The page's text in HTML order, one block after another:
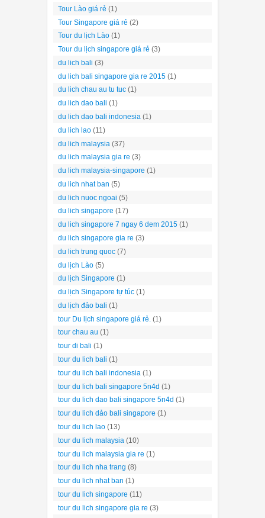
Tour Lào giá rẻ (1)
Tour Singapore giá rẻ (2)
Tour du lịch Lào (1)
Tour du lịch singapore giá rẻ (3)
du lich bali (3)
du lich bali singapore gia re 2015 (1)
du lich chau au tu tuc (1)
du lich dao bali (1)
du lich dao bali indonesia (1)
du lich lao (11)
du lich malaysia (37)
du lich malaysia gia re (3)
du lich malaysia-singapore (1)
du lich nhat ban (5)
du lich nuoc ngoai (5)
du lich singapore (17)
du lich singapore 7 ngay 6 dem 2015 (1)
du lich singapore gia re (3)
du lich trung quoc (7)
du lịch Lào (5)
du lịch Singapore (1)
du lịch Singapore tự túc (1)
du lịch đảo bali (1)
tour Du lịch singapore giá rẻ. (1)
tour chau au (1)
tour di bali (1)
tour du lich bali (1)
tour du lich bali indonesia (1)
tour du lich bali singapore 5n4d (1)
tour du lich dao bali singapore 5n4d (1)
tour du lich dảo bali singapore (1)
tour du lich lao (13)
tour du lich malaysia (10)
tour du lich malaysia gia re (1)
tour du lich nha trang (8)
tour du lich nhat ban (1)
tour du lich singapore (11)
tour du lich singapore gia re (3)